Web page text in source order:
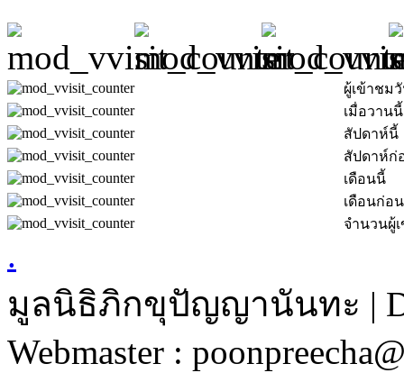
ผู้เข้าชม
เมื่อวานนี้
สัปดาห์นี้
สัปดาห์ก่
เดือนนี้
เดือนก่อน
จำนวนผู้
.
มูลนิธิภิกขุปัญญานันทะ |
Webmaster :